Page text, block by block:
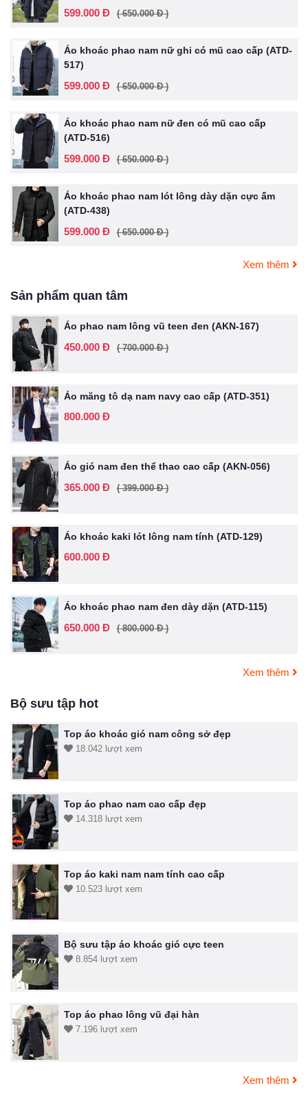
599.000 Đ ( 650.000 Đ )
Áo khoác phao nam nữ ghi có mũ cao cấp (ATD-
517)
599.000 Đ ( 650.000 Đ )
Áo khoác phao nam nữ đen có mũ cao cấp
(ATD-516)
599.000 Đ ( 650.000 Đ )
Áo khoác phao nam lót lông dày dặn cực ấm
(ATD-438)
599.000 Đ ( 650.000 Đ )
Xem thêm
Sản phẩm quan tâm
Áo phao nam lông vũ teen đen (AKN-167)
450.000 Đ ( 700.000 Đ )
Áo măng tô dạ nam navy cao cấp (ATD-351)
800.000 Đ
Áo gió nam đen thể thao cao cấp (AKN-056)
365.000 Đ ( 399.000 Đ )
Áo khoác kaki lót lông nam tính (ATD-129)
600.000 Đ
Áo khoác phao nam đen dày dặn (ATD-115)
650.000 Đ ( 800.000 Đ )
Xem thêm
Bộ sưu tập hot
Top áo khoác gió nam công sở đẹp
18.042 lượt xem
Top áo phao nam cao cấp đẹp
14.318 lượt xem
Top áo kaki nam nam tính cao cấp
10.523 lượt xem
Bộ sưu tập áo khoác gió cực teen
8.854 lượt xem
Top áo phao lông vũ đại hàn
7.196 lượt xem
Xem thêm